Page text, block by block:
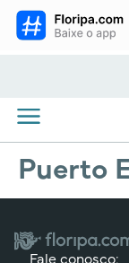
Puerto
Fale conosco: